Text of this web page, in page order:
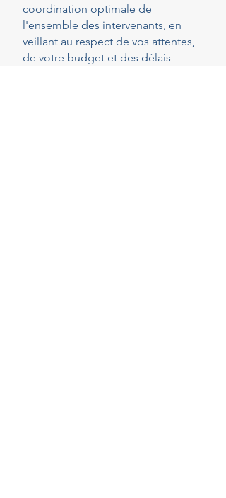
coordination optimale de
l'ensemble des intervenants, en
veillant au respect de vos attentes,
de votre budget et des délais